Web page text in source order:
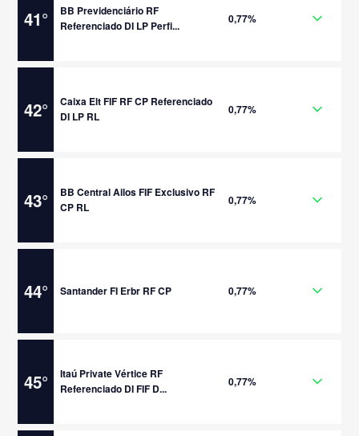
41°
BB Previdenciário RF
Referenciado DI LP Perfi...
0,77%
42°
Caixa Elt FIF RF CP Referenciado
DI LP RL
0,77%
43°
BB Central Ailos FIF Exclusivo RF
CP RL
0,77%
44° Santander FI Erbr RF CP 0,77%
45°
Itaú Private Vértice RF
Referenciado DI FIF D...
0,77%